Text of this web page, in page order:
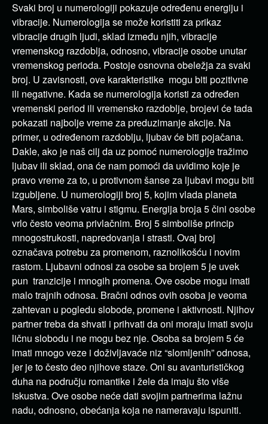
Svaki broj u numerologiji pokazuje određenu energiju i
vibracije. Numerologija se može koristiti za prikaz
vibracije drugih ljudi, sklad između njih, vibracije
vremenskog razdoblja, odnosno, vibracije osobe unutar
vremenskog perioda. Postoje osnovna obeležja za svaki
broj. U zavisnosti, ove karakteristike mogu biti pozitivne
ili negativne. Kada se numerologija koristi za određen
vremenski period ili vremensko razdoblje, brojevi će tada
pokazati najbolje vreme za preduzimanje akcije. Na
primer, u određenom razdoblju, ljubav će biti pojačana.
Dakle, ako je naš cilj da uz pomoć numerologije tražimo
ljubav ili sklad, ona će nam pomoći da uvidimo koje je
pravo vreme za to, u protivnom šanse za ljubavi mogu biti
izgubljene. U numerologiji broj 5, kojim vlada planeta
Mars, simboliše vatru i stigmu. Energija broja 5 čini osobe
vrlo često veoma privlačnim. Broj 5 simboliše princip
mnogostrukosti, napredovanja i strasti. Ovaj broj
označava potrebu za promenom, raznolikošću i novim
rastom. Ljubavni odnosi za osobe sa brojem 5 je uvek
pun tranzicije i mnogih promena. Ove osobe mogu imati
malo trajnih odnosa. Bračni odnos ovih osoba je veoma
zahtevan u pogledu slobode, promene i aktivnosti. Njihov
partner treba da shvati i prihvati da oni moraju imati svoju
ličnu slobodu i ne mogu bez nje. Osoba sa brojem 5 će
imati mnogo veze i doživljavaće niz “slomljenih” odnosa,
jer je to često deo njihove staze. Oni su avanturističkog
duha na području romantike i žele da imaju što više
iskustva. Ove osobe neće dati svojim partnerima lažnu
nadu, odnosno, obećanja koja ne nameravaju ispuniti.